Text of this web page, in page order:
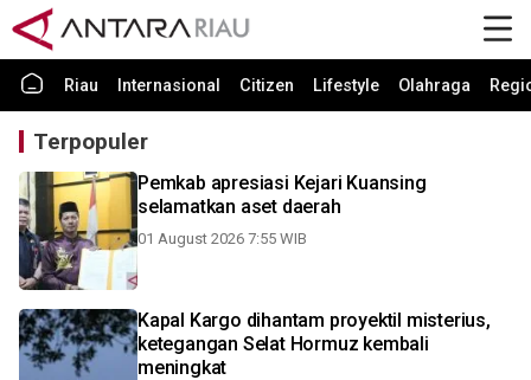
Riau Internasional Citizen Lifestyle Olahraga
Terpopuler
Pemkab apresiasi Kejari Kuansing
selamatkan aset daerah
01 August 2026 7:55 WIB
Kapal Kargo dihantam proyektil misterius,
ketegangan Selat Hormuz kembali
meningkat